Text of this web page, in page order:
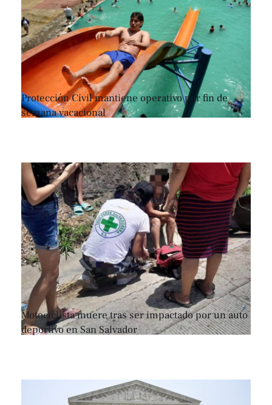
Protección Civil mantiene operativo por fin de
semana vacacional
Motociclista muere tras ser impactado por un auto
deportivo en San Salvador